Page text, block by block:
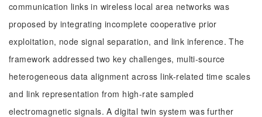
communication links in wireless local area networks was
proposed by integrating incomplete cooperative prior
exploitation, node signal separation, and link inference. The
framework addressed two key challenges, multi-source
heterogeneous data alignment across link-related time scales
and link representation from high-rate sampled
electromagnetic signals. A digital twin system was further